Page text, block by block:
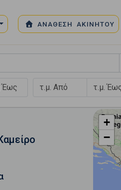
ΑΝΑΘΕΣΗ ΑΚΙΝΗΤΟΥ
+
−